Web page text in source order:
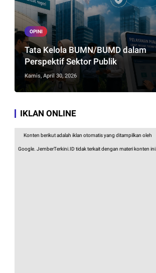
OPINI
Tata Kelola BUMN/BUMD dalam
Perspektif Sektor Publik
Kamis, April 30, 2026
IKLAN ONLINE
Konten berikut adalah iklan otomatis yang ditampilkan oleh
Google. JemberTerkini.ID tidak terkait dengan materi konten ini.